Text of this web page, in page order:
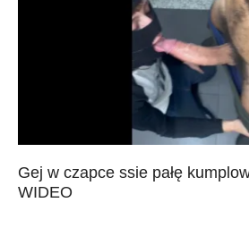
Gej w czapce ssie pałę
WIDEO